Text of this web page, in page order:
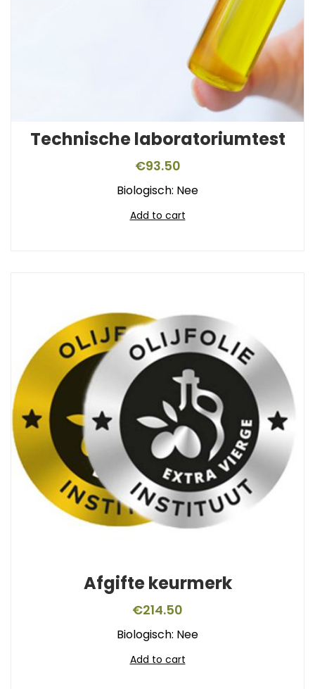
Technische laboratoriumtest
€93.50
Biologisch: Nee
Add to cart
Afgifte keurmerk
€214.50
Biologisch: Nee
Add to cart